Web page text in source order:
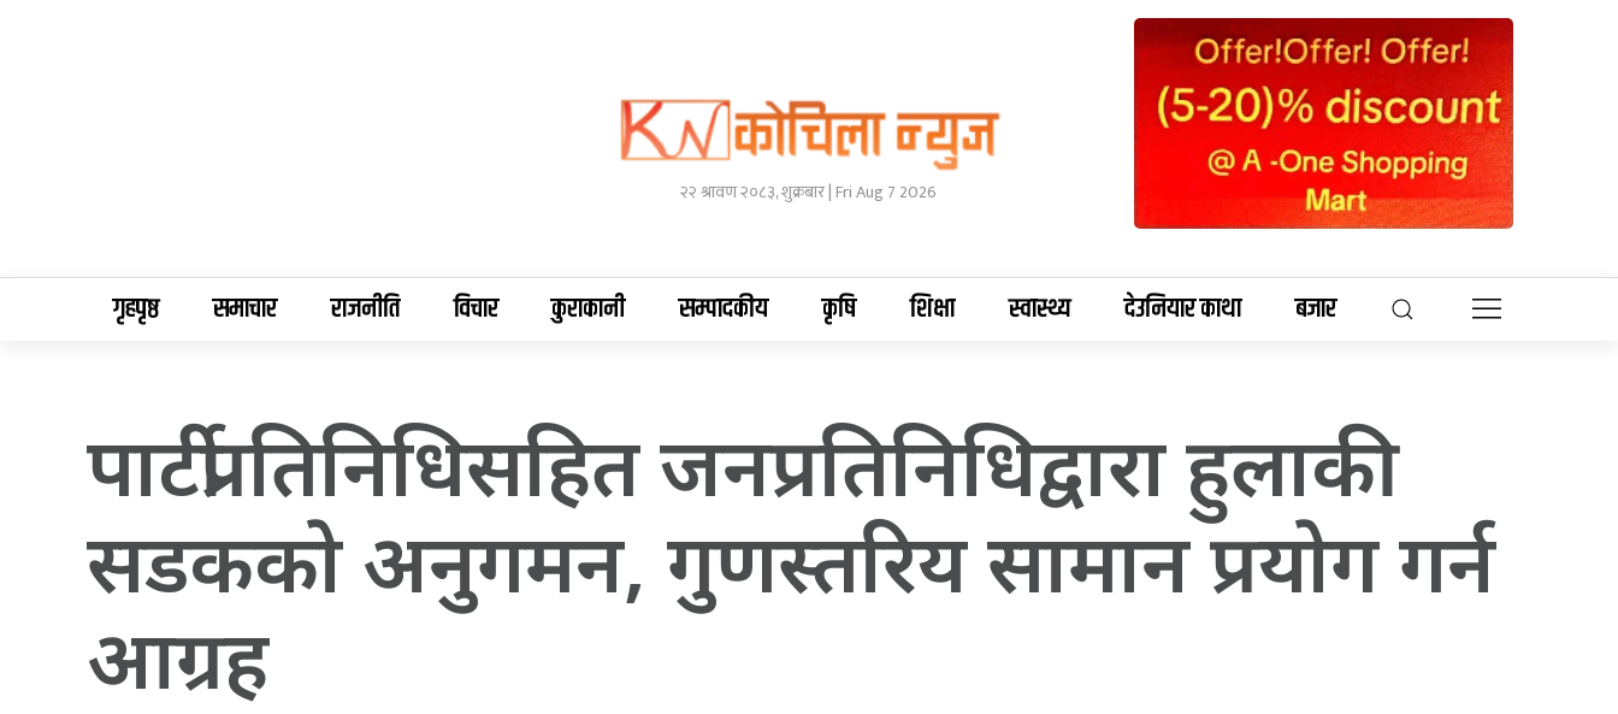
२२ श्रावण २०८३, शुक्रबार | Fri Aug 7 2026
गृहपृष्ठ समाचार राजनीति विचार कुराकानी सम्पादकीय कृषि शिक्षा स्वास्थ्य देउनियार काथा बजार
पार्टीप्रतिनिधिसहित जनप्रतिनिधिद्वारा हुलाकी
सडककाे अनुगमन, गुणस्तरिय सामान प्रयाेग गर्न
आग्रह